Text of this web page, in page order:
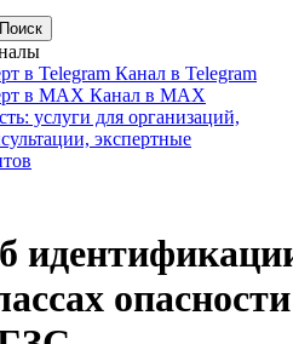
Поиск
Канал в Telegram
Канал в MAX
опасности